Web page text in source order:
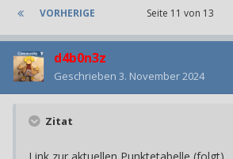
VORHERIGE Seite 11 von 13
d4b0n3z
Geschrieben 3. November 2024
Zitat